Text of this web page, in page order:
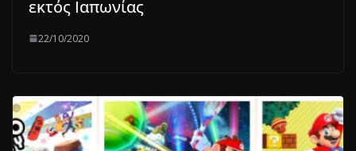
εκτός Ιαπωνίας
22/10/2020